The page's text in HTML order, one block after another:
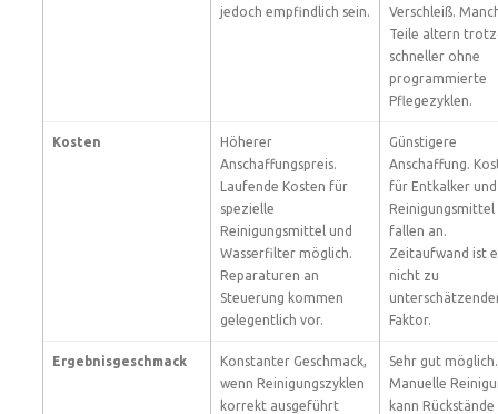
jedoch empfindlich sein.
Verschleiß.
Teile altern
schneller ohne
programmierte
Pflegezyklen.
Kosten
Höherer
Anschaffungspreis.
Laufende Kosten für
spezielle
Reinigungsmittel und
Wasserfilter möglich.
Reparaturen an
Steuerung kommen
gelegentlich vor.
Günstigere
Anschaffung.
für Entkalker und
Reinigungsmittel
fallen an.
Zeitaufwand ist
nicht zu
Faktor.
Ergebnisgeschmack
Konstanter Geschmack,
wenn Reinigungszyklen
korrekt ausgeführt
Sehr gut möglich.
Manuelle
kann Rückstände